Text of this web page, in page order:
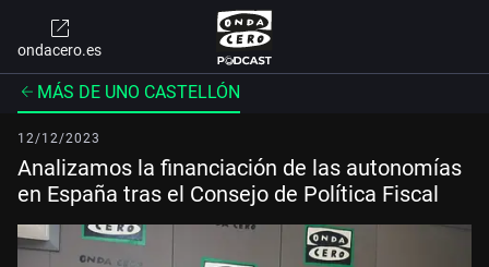
ondacero.es
MÁS DE UNO CASTELLÓN
12/12/2023
Analizamos la financiación de las autonomías
en España tras el Consejo de Política Fiscal